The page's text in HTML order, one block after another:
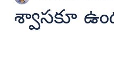
శ్వాసకూ